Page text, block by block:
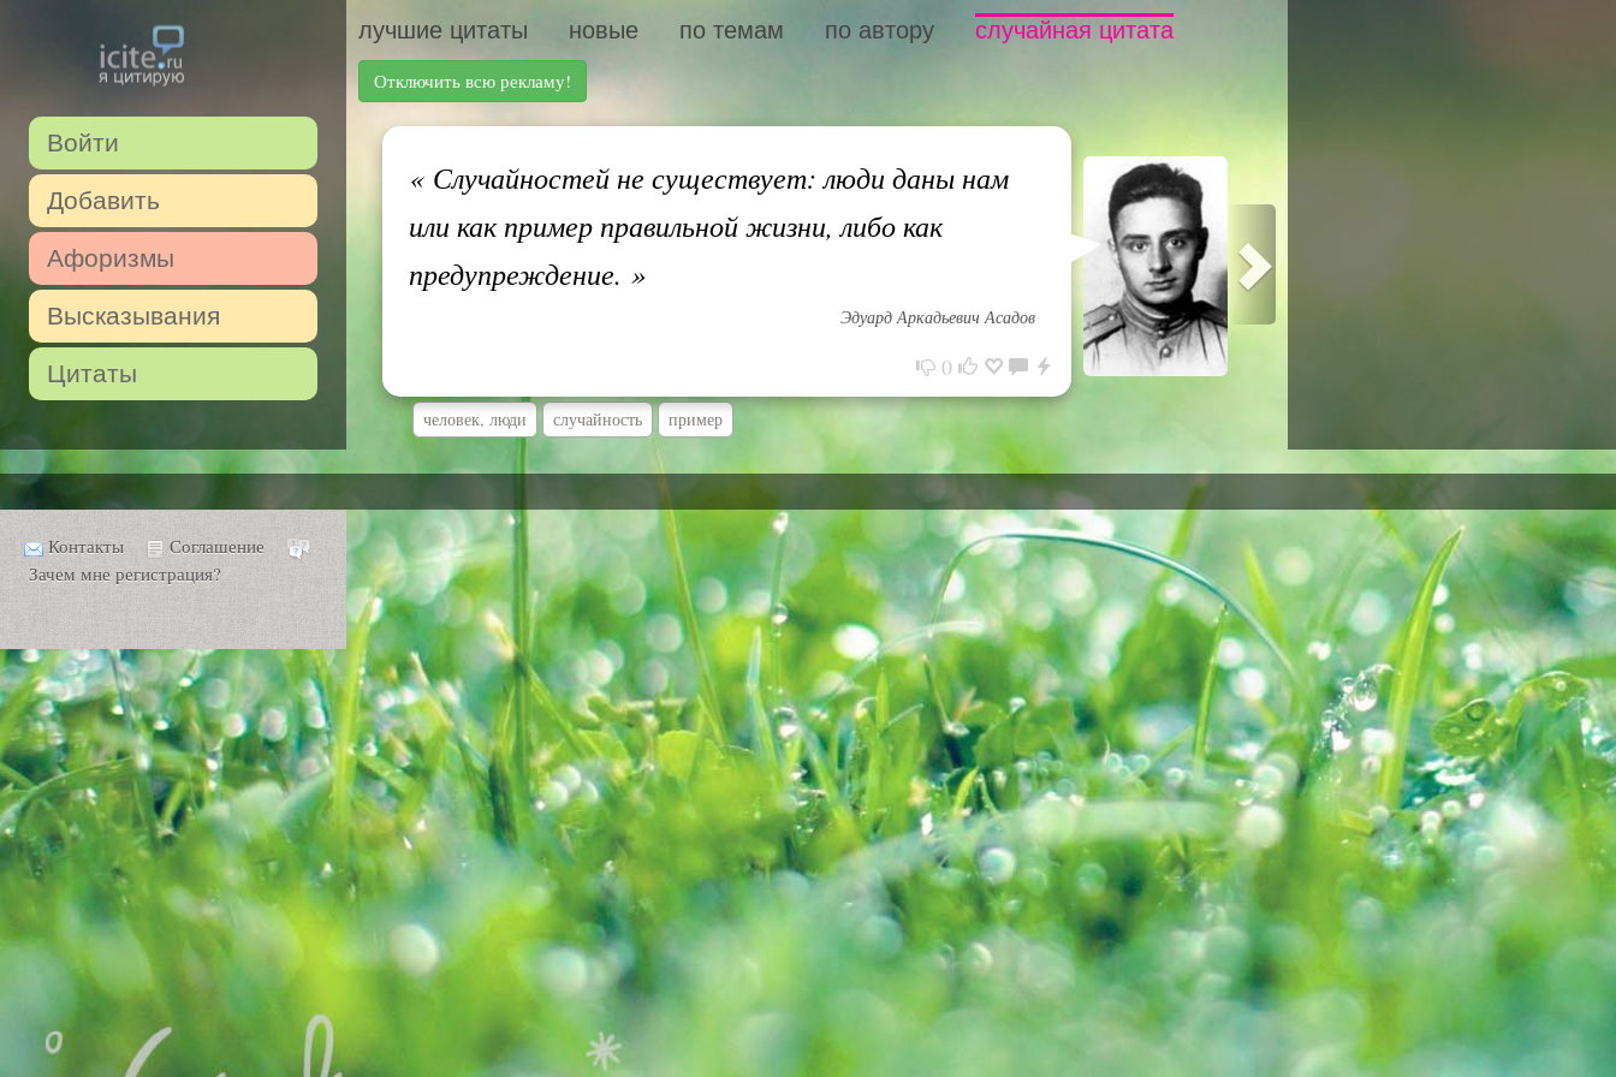
Войти
Добавить
Афоризмы
Высказывания
Цитаты
лучшие цитаты новые по темам по автору случайная цитата
Отключить всю рекламу!
«Случайностей не существует: люди даны нам
или как пример правильной жизни, либо как
предупреждение. »
Эдуард Аркадьевич Асадов
0
человек, люди случайность пример
Контакты
Соглашение
Зачем мне регистрация?